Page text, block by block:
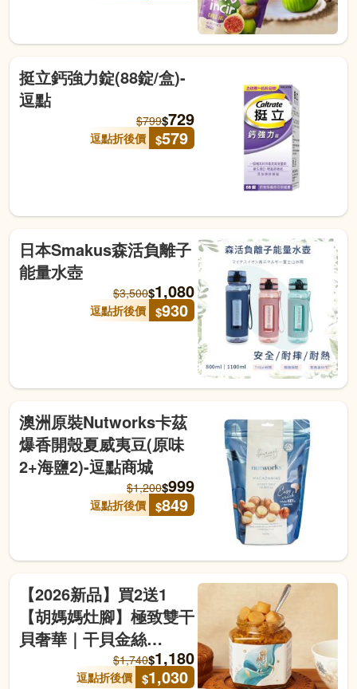
挺立鈣強力錠(88錠/盒)-
逗點
$799$729
逗點折後價 $579
日本Smakus森活負離子
能量水壺
$3,500$1,080
逗點折後價 $930
澳洲原裝Nutworks卡茲
爆香開殼夏威夷豆(原味
2+海鹽2)-逗點商城
$1,200$999
逗點折後價 $849
【2026新品】買2送1
【胡媽媽灶腳】極致雙干
貝奢華｜干貝金絲
(250g)x3罐-逗點商城
$1,740$1,180
逗點折後價 $1,030